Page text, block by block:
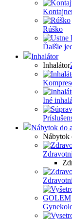
Rúško
Ďalšie
Inhalátor
Inhalátor
Iné
Nábytok do
Nábytok